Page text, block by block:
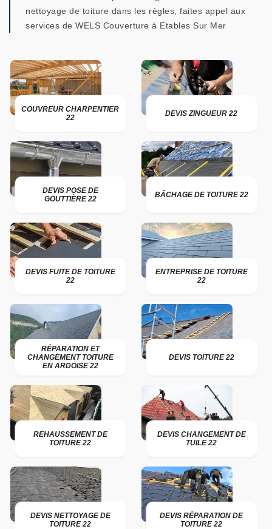
nettoyage de toiture dans les règles, faites appel aux
services de WELS Couverture à Etables Sur Mer
COUVREUR CHARPENTIER
22
DEVIS ZINGUEUR 22
DEVIS POSE DE
GOUTTIÈRE 22
BÂCHAGE DE TOITURE 22
DEVIS FUITE DE TOITURE
22
ENTREPRISE DE TOITURE
22
RÉPARATION ET
CHANGEMENT TOITURE
EN ARDOISE 22
DEVIS TOITURE 22
REHAUSSEMENT DE
TOITURE 22
DEVIS CHANGEMENT DE
TUILE 22
DEVIS NETTOYAGE DE
TOITURE 22
DEVIS RÉPARATION DE
TOITURE 22